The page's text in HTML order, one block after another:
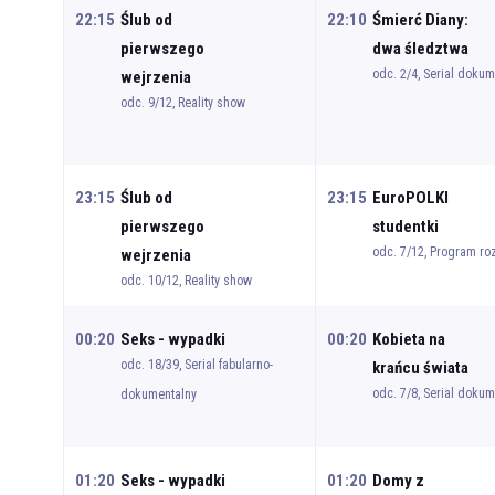
22:15 Ślub od
pierwszego
wejrzenia
odc. 9/12, Reality show
22:10 Śmierć Diany:
dwa śledztwa
odc. 2/4, Serial
23:15 Ślub od
pierwszego
wejrzenia
odc. 10/12, Reality show
23:15 EuroPOLKI
studentki
odc. 7/12, Program
00:20 Seks - wypadki
odc. 18/39, Serial fabularno-
dokumentalny
00:20 Kobieta na
krańcu świata
odc. 7/8, Serial
01:20 Seks - wypadki 01:20 Domy z